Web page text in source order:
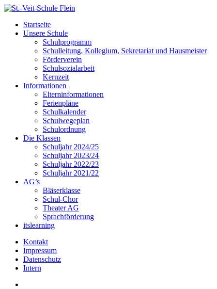
Startseite
Unsere Schule
Schulprogramm
Schulleitung, Kollegium, Sekretariat und Hausmeister
Förderverein
Schulsozialarbeit
Kernzeit
Informationen
Elterninformationen
Ferienpläne
Schulkalender
Schulwegeplan
Schulordnung
Die Klassen
Schuljahr 2024/25
Schuljahr 2023/24
Schuljahr 2022/23
Schuljahr 2021/22
AG’s
Bläserklasse
Schul-Chor
Theater AG
Sprachförderung
itslearning
Kontakt
Impressum
Datenschutz
Intern